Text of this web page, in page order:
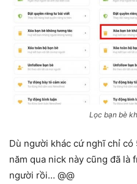
Lọc bạn bè
Dù người khác cứ nghĩ chỉ
năm qua nick này cũng đã là
người rồi… @@